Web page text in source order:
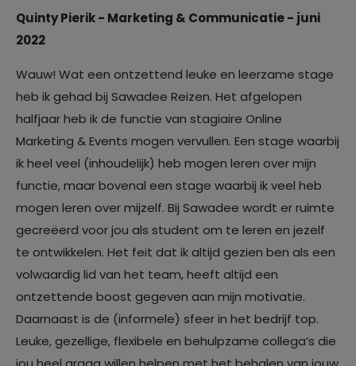
Quinty Pierik - Marketing & Communicatie - juni
2022
Wauw! Wat een ontzettend leuke en leerzame stage
heb ik gehad bij Sawadee Reizen. Het afgelopen
halfjaar heb ik de functie van stagiaire Online
Marketing & Events mogen vervullen. Een stage waarbij
ik heel veel (inhoudelijk) heb mogen leren over mijn
functie, maar bovenal een stage waarbij ik veel heb
mogen leren over mijzelf. Bij Sawadee wordt er ruimte
gecreëerd voor jou als student om te leren en jezelf
te ontwikkelen. Het feit dat ik altijd gezien ben als een
volwaardig lid van het team, heeft altijd een
ontzettende boost gegeven aan mijn motivatie.
Daarnaast is de (informele) sfeer in het bedrijf top.
Leuke, gezellige, flexibele en behulpzame collega’s die